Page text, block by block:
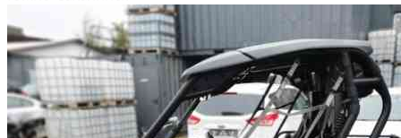
поставляется комплектами из города Саппоро в город...